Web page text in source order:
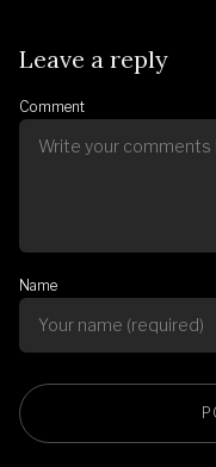
Leave a reply
Comment
Name